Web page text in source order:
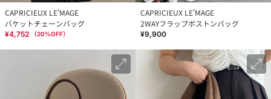
CAPRICIEUX LE'MAGE
バケットチェーンバッグ
¥4,752 （20%OFF）
CAPRICIEUX LE'MAGE
2WAYフラップボストンバッグ
¥9,900